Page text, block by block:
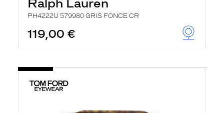
Ralph Lauren
PH4222U 579980 GRIS FONCE CR
119,00 €